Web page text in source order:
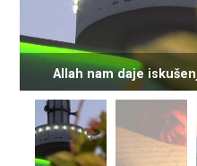
Allah nam daje